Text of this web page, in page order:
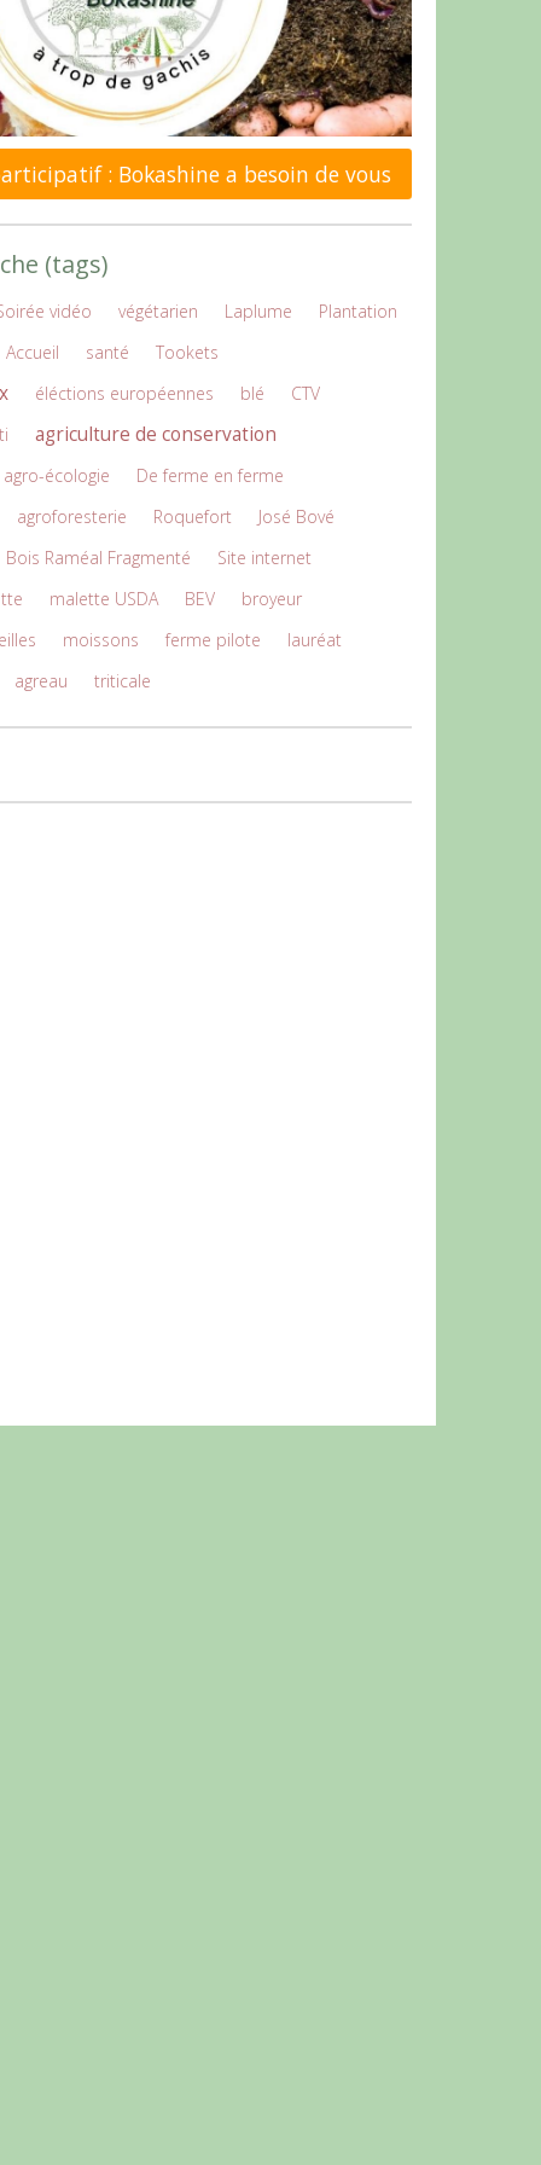
: Bokashine a besoin de vous
(tags)
vidéo végétarien Laplume
Plantation
Accueil
santé Tookets
éléctions européennes blé
CTV
agriculture de conservation
agro-écologie
De ferme en ferme
agroforesterie
Roquefort
José Bové
Bois Raméal Fragmenté
Site internet
malette USDA BEV
broyeur
moissons ferme pilote
lauréat
agreau
triticale